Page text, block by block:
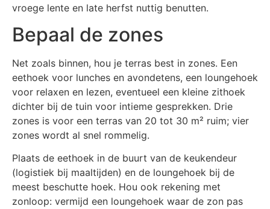
vroege lente en late herfst nuttig benutten.
Bepaal de zones
Net zoals binnen, hou je terras best in zones. Een
eethoek voor lunches en avondetens, een loungehoek
voor relaxen en lezen, eventueel een kleine zithoek
dichter bij de tuin voor intieme gesprekken. Drie
zones is voor een terras van 20 tot 30 m² ruim; vier
zones wordt al snel rommelig.
Plaats de eethoek in de buurt van de keukendeur
(logistiek bij maaltijden) en de loungehoek bij de
meest beschutte hoek. Hou ook rekening met
zonloop: vermijd een loungehoek waar de zon pas